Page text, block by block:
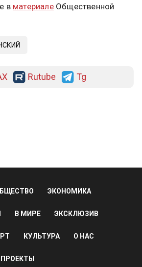
в материалеОбщественной
Rutube Tg
ЭКОНОМИКА
В МИРЕ ЭКСКЛЮЗИВ
КУЛЬТУРА О НАС